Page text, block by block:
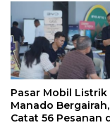
Pasar Mobil Listrik
Manado Bergairah,
Catat 56 Pesanan